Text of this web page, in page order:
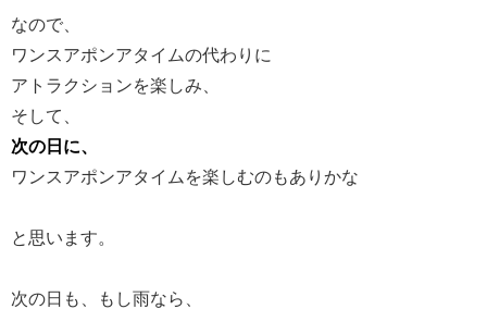
なので、
ワンスアポンアタイムの代わりに
アトラクションを楽しみ、
そして、
次の日に、
ワンスアポンアタイムを楽しむのもありかな
と思います。
次の日も、もし雨なら、